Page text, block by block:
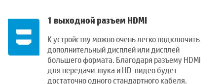
1 выходной разъем HDMI
К устройству можно очень легко подключить
дополнительный дисплей или дисплей
большего формата. Благодаря разъему HDMI
для передачи звука и HD-видео будет
достаточно одного стандартного кабеля.